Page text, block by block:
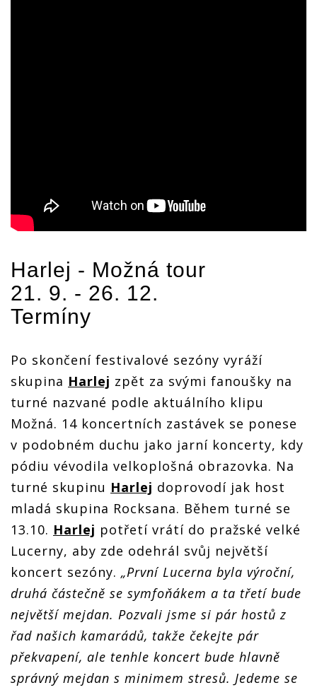
Harlej - Možná tour
21. 9. - 26. 12.
Termíny
Po skončení festivalové sezóny vyráží
skupina Harlej zpět za svými fanoušky na
turné nazvané podle aktuálního klipu
Možná. 14 koncertních zastávek se ponese
v podobném duchu jako jarní koncerty, kdy
pódiu vévodila velkoplošná obrazovka. Na
turné skupinu Harlej doprovodí jak host
mladá skupina Rocksana. Během turné se
13.10. Harlej potřetí vrátí do pražské velké
Lucerny, aby zde odehrál svůj největší
koncert sezóny. „První Lucerna byla výroční,
druhá částečně se symfoňákem a ta třetí bude
největší mejdan. Pozvali jsme si pár hostů z
řad našich kamarádů, takže čekejte pár
překvapení, ale tenhle koncert bude hlavně
správný mejdan s minimem stresů. Jedeme se